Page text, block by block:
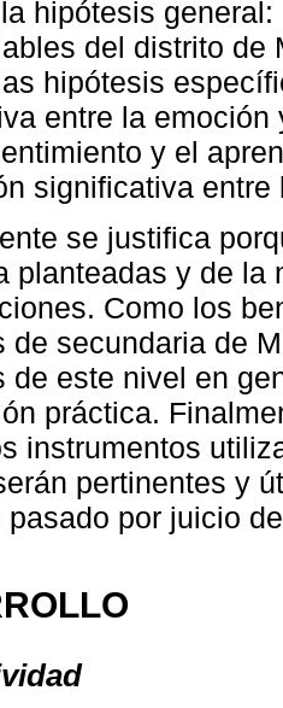
hipótesis
del distrito de
hipótesis
entre la
y el
significativa
se justifica
planteadas y de la
Como los
de secundaria de
de este nivel en
práctica.
instrumentos
pertinentes y
pasado por juicio